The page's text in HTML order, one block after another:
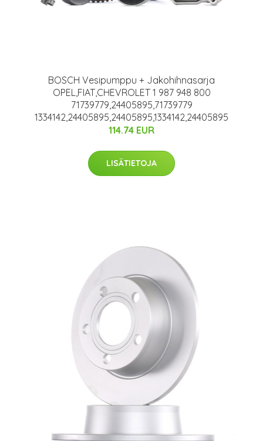
BOSCH Vesipumppu + Jakohihnasarja
OPEL,FIAT,CHEVROLET 1 987 948 800
71739779,24405895,71739779
1334142,24405895,24405895,1334142,24405895
114.74 EUR
LISÄTIETOJA